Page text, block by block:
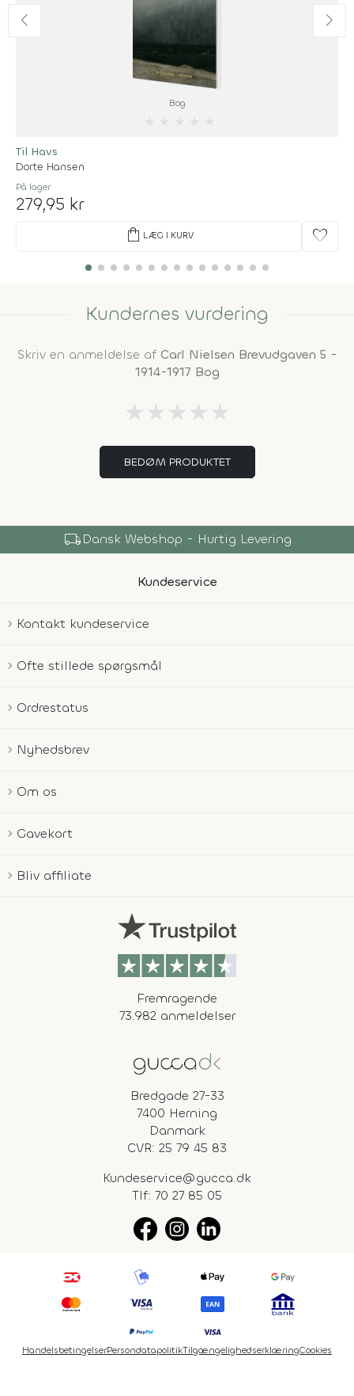
Bog
Til Havs
Dorte Hansen
På lager
279,95 kr
shopping_bag LÆG I KURV favorite
Kundernes vurdering
Skriv en anmeldelse af Carl Nielsen Brevudgaven 5 -
1914-1917 Bog
★ ★ ★ ★ ★
BEDØM PRODUKTET
local_shippingDansk Webshop - Hurtig Levering
Kundeservice
Kontakt kundeservice
Ofte stillede spørgsmål
Ordrestatus
Nyhedsbrev
Om os
Gavekort
Bliv affiliate
Fremragende
73.982 anmeldelser
Bredgade 27-33
7400 Herning
Danmark
CVR: 25 79 45 83
Kundeservice@gucca.dk
Tlf: 70 27 85 05
HandelsbetingelserPersondatapolitikTilgængelighedserklæringCookies